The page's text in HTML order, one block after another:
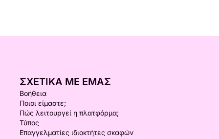
ΣΧΕΤΙΚΆ ΜΕ ΕΜΆΣ
Βοήθεια
Ποιοι είμαστε;
Πώς λειτουργεί η πλατφόρμα;
Τύπος
Επαγγελματίες ιδιοκτήτες σκαφών